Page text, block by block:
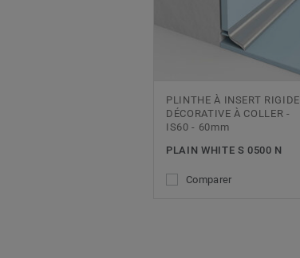
PLINTHE À INSERT RIGIDE
DÉCORATIVE À COLLER -
IS60 - 60mm
PLAIN WHITE S 0500 N
Comparer